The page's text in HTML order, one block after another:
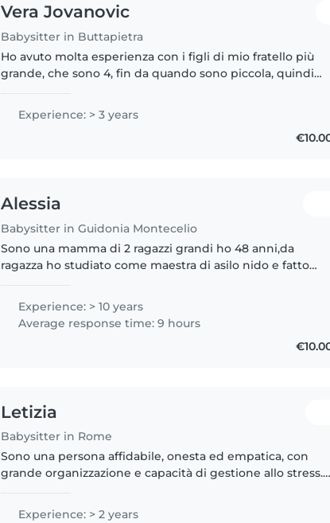
Vera Jovanovic
Babysitter in Buttapietra
Ho avuto molta esperienza con i figli di mio fratello più
grande, che sono 4, fin da quando sono piccola, quindi
frequenti il..
Experience: > 3 years
Alessia
Babysitter in Guidonia Montecelio
Sono una mamma di 2 ragazzi grandi ho 48 anni,da
ragazza ho studiato come maestra di asilo nido e fatto
Experience: > 10 years
Average response time: 9 hours
Letizia
Babysitter in Rome
Sono una persona affidabile, onesta ed empatica, con
grande organizzazione e capacità di gestione allo stress.
loro fantasia..
Experience: > 2 years